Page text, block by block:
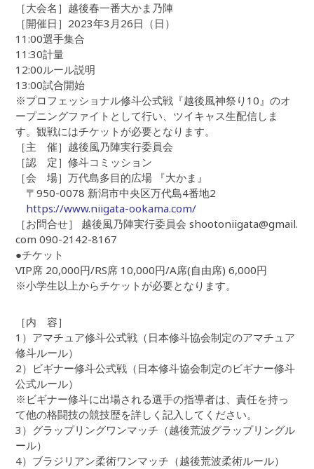
［大会名］越後春一番大かま乃陣
［開催日］2023年3月26日（日）
11:00選手集合
11:30計量
12:00ルール説明
13:00試合開始
※プロフェッショナル修斗公式戦『越後風神祭り10』のオ
ープニングファイトとして行い、ツイキャス生配信しま
す。観戦にはチケットが必要となります。
［主 催］越後風乃陣実行委員会
［認 定］修斗コミッション
［会 場］万代島多目的広場 『大かま』
〒950-0078 新潟市中央区万代島4番地2
https://www.niigata-ookama.com/
［お問合せ］ 越後風乃陣実行委員会 shootoniigata@gmail.
com 090-2142-8167
●チケット
VIP席 20,000円/RS席 10,000円/A席(自由席) 6,000円
※小学生以上からチケットが必要となります。
［内 容］
1）アマチュア修斗公式戦（日本修斗協会制定のアマチュア
修斗ルール）
2）ビギナー修斗公式戦（日本修斗協会制定のビギナー修斗
公式ルール）
※ビギナー修斗に出場される選手の指導者は、責任を持っ
て他の格闘技の競技歴を詳しく記入してください。
3）グラップリングワンマッチ（越後荒波グラップリングル
ール）
4）ブラジリアン柔術ワンマッチ（越後荒波柔術ルール）